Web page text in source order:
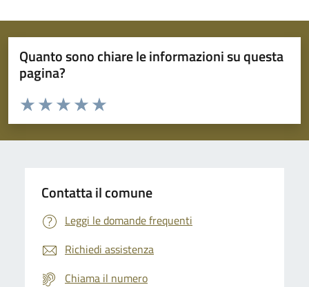
Quanto sono chiare le informazioni su questa
pagina?
Domanda
Valuta da 1 a 5 stelle la pagina
Valuta 5 stelle su 5
Valuta 4 stelle su 5
Valuta 3 stelle su 5
Valuta 2 stelle su 5
Valuta 1 stelle su 5
Contatta il comune
Leggi le domande frequenti
Richiedi assistenza
Chiama il numero